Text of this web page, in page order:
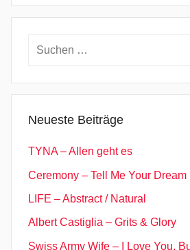
Suchen
Neueste Beiträge
TYNA – Allen geht es
Ceremony – Tell Me Your Dream
LIFE – Abstract / Natural
Albert Castiglia – Grits & Glory
Swiss Army Wife – I Love You,